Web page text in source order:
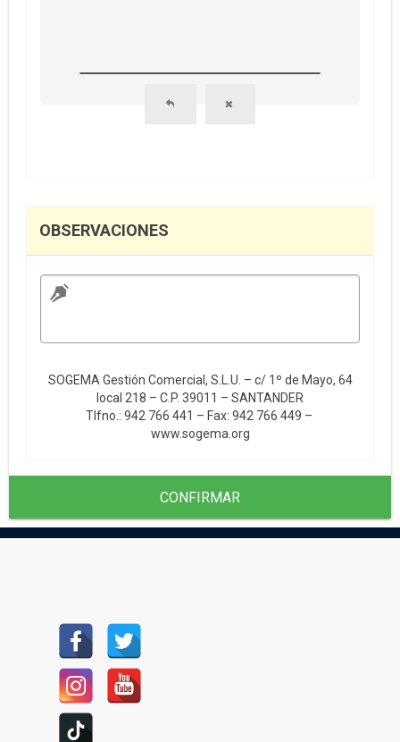
OBSERVACIONES
SOGEMA Gestión Comercial, S.L.U. – c/ 1º de Mayo, 64
local 218 – C.P. 39011 – SANTANDER
Tlfno.: 942 766 441 – Fax: 942 766 449 –
www.sogema.org
CONFIRMAR